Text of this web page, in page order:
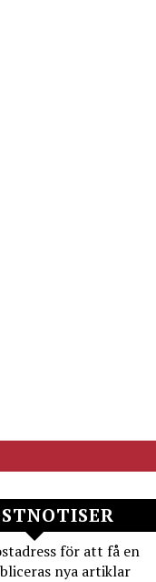
för att få en
nya artiklar